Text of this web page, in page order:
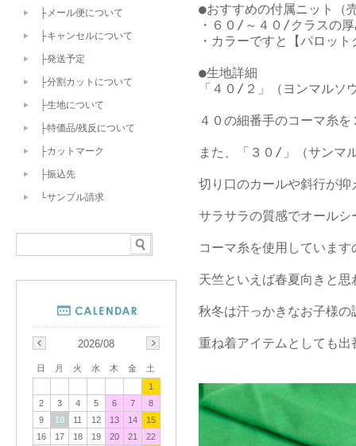
●おすすめの付属ニット（
・６０/～４０/クラスの
・カラーですと【パロッ
●生地詳細
「４０/２」（ヨンマルソ
４０の細番手のコーマ糸
また、「３０/」（サンマ
切り口のカールや斜行が
サラサラの質感でオールシ
コーマ糸を使用していま
天竺といえば春夏向きと思
秋冬は汗っかきなお子様
重ね着アイテムとしても
├メール便について
├キャンセルについて
├発送予定
├分割カットについて
├生地について
├特価品/残反について
├カットマーク
├振込先
└サンプル請求
2026/08
日 月 火 水 木 金
土
1
2
3 4 5 6 7
8
9
10 11 12 13 14
15
16
17 18 19 20 21
22